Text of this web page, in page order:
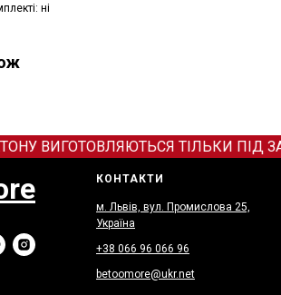
ні
ВИГОТОВЛЯЮТЬСЯ ТІЛЬКИ ПІД
КОНТАКТИ
м. Львів, вул. Промислова 25,
Україна
+38 066 96 066 96
betoomore@ukr.net